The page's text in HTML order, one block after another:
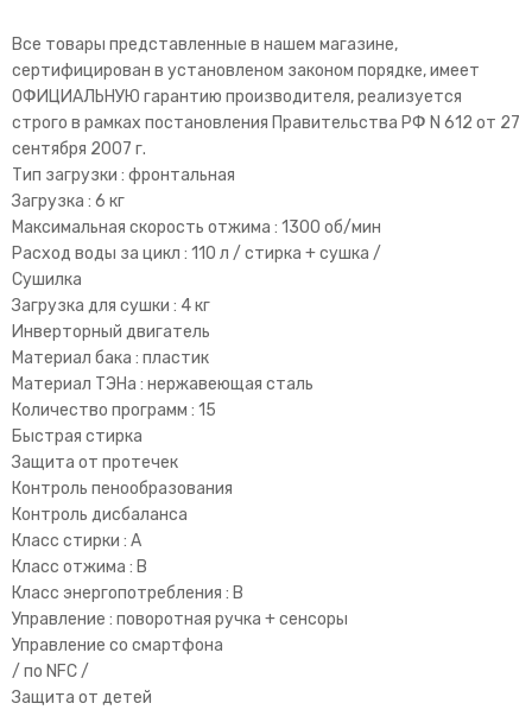
Все товары представленные в нашем магазине,
сертифицирован в установленом законом порядке, имеет
ОФИЦИАЛЬНУЮ гарантию производителя, реализуется
строго в рамках постановления Правительства РФ N 612 от 27
сентября 2007 г.
Тип загрузки : фронтальная
Загрузка : 6 кг
Максимальная скорость отжима : 1300 об/мин
Расход воды за цикл : 110 л / стирка + сушка /
Сушилка
Загрузка для сушки : 4 кг
Инверторный двигатель
Материал бака : пластик
Материал ТЭНа : нержавеющая сталь
Количество программ : 15
Быстрая стирка
Защита от протечек
Контроль пенообразования
Контроль дисбаланса
Класс стирки : A
Класс отжима : B
Класс энергопотребления : B
Управление : поворотная ручка + сенсоры
Управление со смартфона
/ по NFC /
Защита от детей